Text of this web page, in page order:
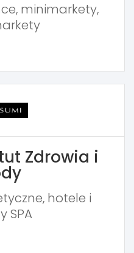
minimarkety,
Zdrowia i
hotele i
SPA